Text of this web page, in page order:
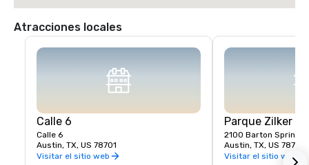
Atracciones locales
Calle 6
Calle 6
Austin, TX, US 78701
Visitar el sitio web
Parque Zilker
2100 Barton Springs
Austin, TX, US 78704
Visitar el sitio web